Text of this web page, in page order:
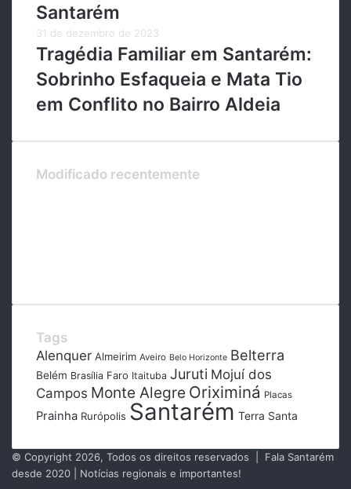
Santarém
31 de dezembro de 2023
Tragédia Familiar em Santarém:
Sobrinho Esfaqueia e Mata Tio
em Conflito no Bairro Aldeia
Modificado recentemente
Tags
Alenquer Almeirim Aveiro Belo Horizonte Belterra
Belém Brasília Faro Itaituba Juruti Mojuí dos
Campos Monte Alegre Oriximiná Placas
Prainha Rurópolis Santarém Terra Santa
© Copyright 2026, Todos os direitos reservados | Fala Santarém
desde 2020 | Notícias regionais e importantes!